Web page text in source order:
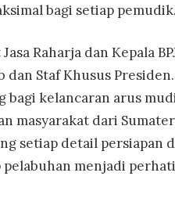
bagi setiap pemudik.
Raharja dan Kepala
dan Staf Khusus
kelancaran arus
masyarakat dari
setiap detail persiapan
menjadi